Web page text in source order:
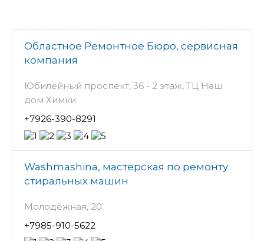
Областное Ремонтное Бюро, сервисная
компания
Юбилейный проспект, 36 - 2 этаж, ТЦ Наш
дом Химки
+7926-390-8291
Washmashina, мастерская по ремонту
стиральных машин
Молодёжная, 20
+7985-910-5622